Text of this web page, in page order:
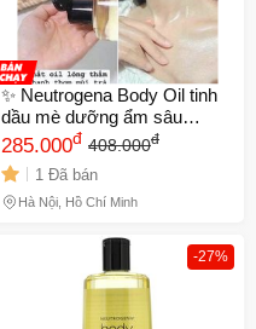
✨ Neutrogena Body Oil tinh
dầu mè dưỡng ẩm sâu
250ml chính hãng
285.000đ 408.000đ
1 Đã bán
Hà Nội, Hồ Chí Minh
-27%